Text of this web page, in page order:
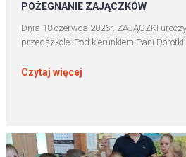
POŻEGNANIE ZAJĄCZKÓW
Dnia 18 czerwca 2026r. ZAJĄCZKI
przedszkole. Pod kierunkiem Pani
Czytaj więcej